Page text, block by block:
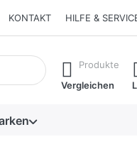
KONTAKT HILFE &
erste
Produkte
Vergleichen